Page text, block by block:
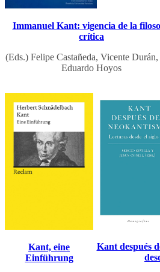
Immanuel Kant: vigencia de la
crítica
(Eds.) Felipe Castañeda, Vicente
Eduardo Hoyos
Kant, eine
Einführung
Kant después